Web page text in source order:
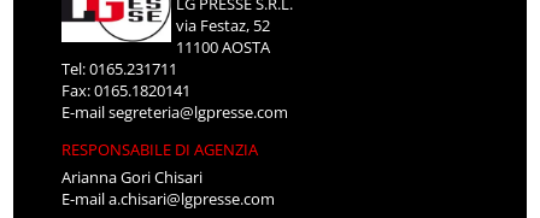
via Festaz, 52
11100 AOSTA
Tel: 0165.231711
Fax: 0165.1820141
E-mailsegreteria@lgpresse.com
RESPONSABILE DI AGENZIA
Arianna Gori Chisari
E-maila.chisari@lgpresse.com